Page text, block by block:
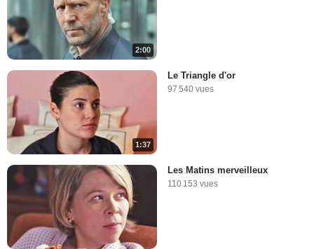
2:00
1:37
Le Triangle d'or
97 540 vues
Les Matins merveilleux
110 153 vues